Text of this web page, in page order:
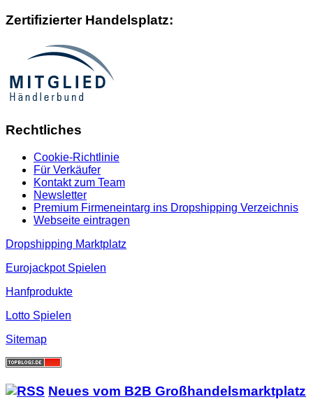
Zertifizierter Handelsplatz:
Rechtliches
Cookie-Richtlinie
Für Verkäufer
Kontakt zum Team
Newsletter
Premium Firmeneintarg ins Dropshipping Verzeichnis
Webseite eintragen
Dropshipping Marktplatz
Eurojackpot Spielen
Hanfprodukte
Lotto Spielen
Sitemap
Neues vom B2B Großhandelsmarktplatz